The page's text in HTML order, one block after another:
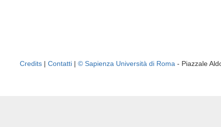
Credits | Contatti | © Sapienza Università di Roma - Piazzale